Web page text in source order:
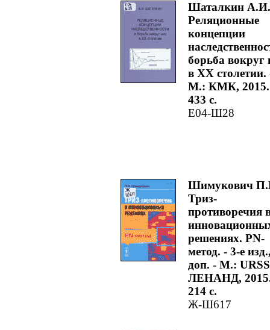
Шаталкин А.И.
Реляционные
концепции
борьба вокруг
в XX столетии.
М.: КМК,
433 с.
Е04-Ш28
Шимукович
Триз-
противоречия
решениях. PN-
метод. - 3-е
доп. - М.:
ЛЕНАНД,
214 с.
Ж-Ш617